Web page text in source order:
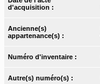
d'acquisition :
Ancienne(s)
appartenance(s) :
Numéro d'inventaire :
Autre(s) numéro(s) :